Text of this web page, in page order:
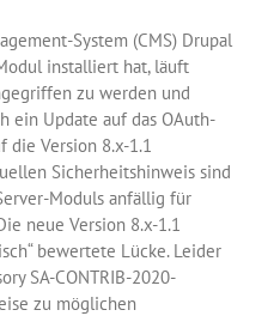
System (CMS) Drupal
installiert hat, läuft
zu werden und
ein Update auf das OAuth-
die Version 8.x-1.1
Sicherheitshinweis sind
Moduls anfällig für
neue Version 8.x-1.1
bewertete Lücke. Leider
SA-CONTRIB-2020-
zu möglichen